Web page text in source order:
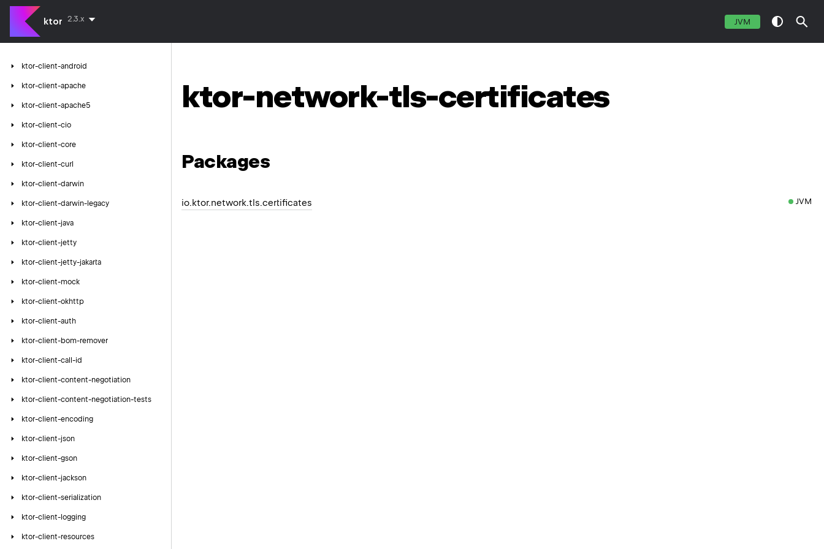
ktor 2.3.x JVM
ktor-client-android
ktor-client-apache
ktor-client-apache5
ktor-client-cio
ktor-client-core
ktor-client-curl
ktor-client-darwin
ktor-client-darwin-legacy
ktor-client-java
ktor-client-jetty
ktor-client-jetty-jakarta
ktor-client-mock
ktor-client-okhttp
ktor-client-auth
ktor-client-bom-remover
ktor-client-call-id
ktor-client-content-negotiation
ktor-client-content-negotiation-tests
ktor-client-encoding
ktor-client-json
ktor-client-gson
ktor-client-jackson
ktor-client-serialization
ktor-client-logging
ktor-client-resources
ktor-network-tls-certificates
Packages
io.ktor.network.tls.certificates JVM